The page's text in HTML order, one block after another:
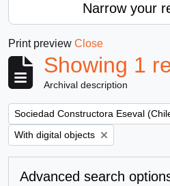
Narrow your
Print preview Close
Showing 1
Archival description
Remove filter:
Sociedad Constructora Eseval
Remove filter:
With digital objects
Advanced search